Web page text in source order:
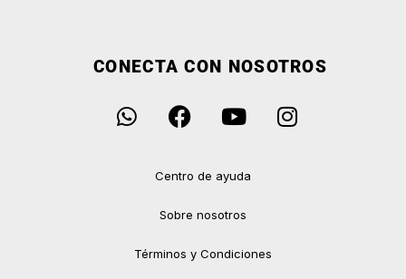
CONECTA CON NOSOTROS
Centro de ayuda
Sobre nosotros
Términos y Condiciones